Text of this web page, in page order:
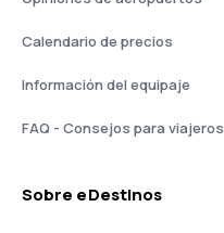
Calendario de precios
Información del equipaje
FAQ - Consejos para viajeros
Sobre eDestinos